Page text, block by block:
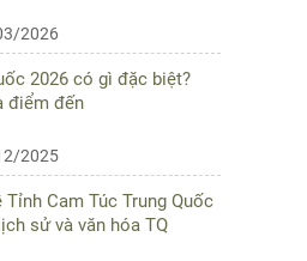
2026
2026 có gì đặc biệt?
điểm đến
2025
Tỉnh Cam Túc Trung Quốc
sử và văn hóa TQ